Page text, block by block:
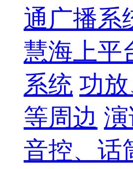
通广播系
慧海上平
系统 功
等周边 演
音控、话